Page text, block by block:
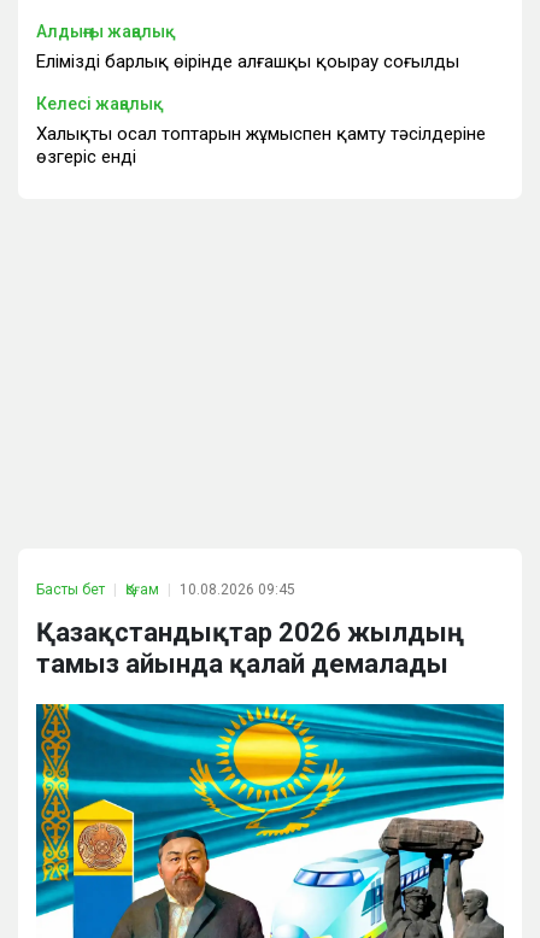
Алдыңғы жаңалық
Еліміздің барлық өңірінде алғашқы қоңырау соғылды
Келесі жаңалық
Халықтың осал топтарын жұмыспен қамту тәсілдеріне
өзгеріс енді
Басты бет Қоғам 10.08.2026 09:45
Қазақстандықтар 2026 жылдың
тамыз айында қалай демалады